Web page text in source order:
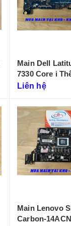
Main Dell
7330 Core i
Liên hệ
Main Lenovo
Carbon-